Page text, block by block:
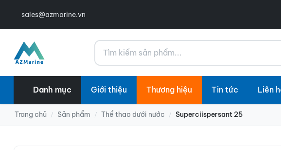
sales@azmarine.vn
Tìm kiếm
Danh mục Giới thiệu Thương hiệu Tin tức Liên
Trang chủ / Sản phẩm / Thể thao dưới nước / Superciispersant 25